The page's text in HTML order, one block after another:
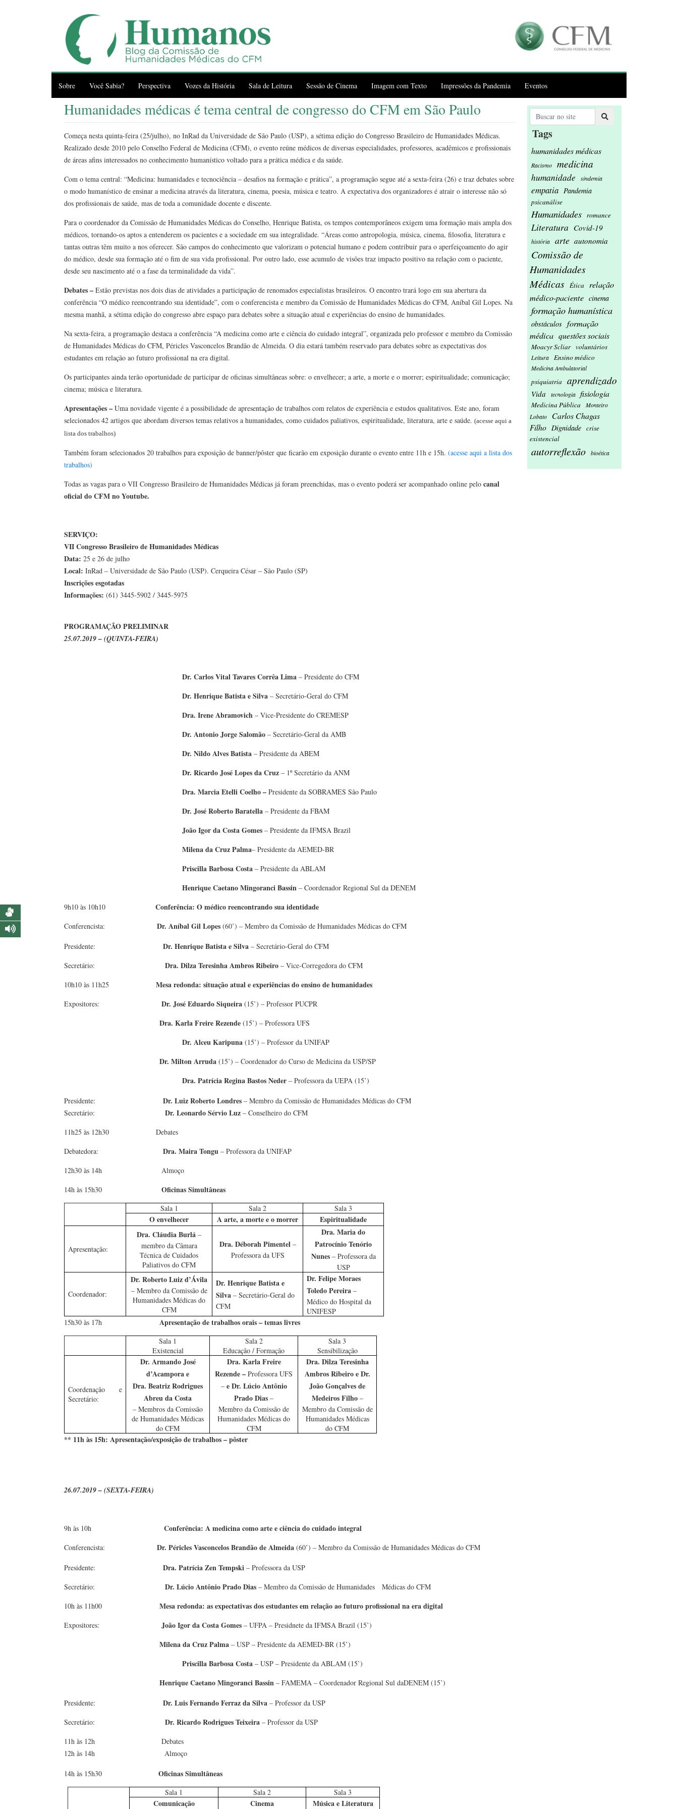
Sobre Você Sabia? Perspectiva Vozes da História Sala de Leitura Sessão de Cinema Imagem com Texto Impressões da Pandemia Eventos
Humanidades médicas é tema central de congresso do CFM em São Paulo
Começa nesta quinta-feira (25/julho), no InRad da Universidade de São Paulo (USP), a sétima edição do Congresso Brasileiro de Humanidades Médicas.
Realizado desde 2010 pelo Conselho Federal de Medicina (CFM), o evento reúne médicos de diversas especialidades, professores, acadêmicos e profissionais
de áreas afins interessados no conhecimento humanístico voltado para a prática médica e da saúde.
Com o tema central: “Medicina: humanidades e tecnociência – desafios na formação e prática”, a programação segue até a sexta-feira (26) e traz debates sobre
o modo humanístico de ensinar a medicina através da literatura, cinema, poesia, música e teatro. A expectativa dos organizadores é atrair o interesse não só
dos profissionais de saúde, mas de toda a comunidade docente e discente.
Para o coordenador da Comissão de Humanidades Médicas do Conselho, Henrique Batista, os tempos contemporâneos exigem uma formação mais ampla dos
médicos, tornando-os aptos a entenderem os pacientes e a sociedade em sua integralidade. “Áreas como antropologia, música, cinema, filosofia, literatura e
tantas outras têm muito a nos oferecer. São campos do conhecimento que valorizam o potencial humano e podem contribuir para o aperfeiçoamento do agir
do médico, desde sua formação até o fim de sua vida profissional. Por outro lado, esse acumulo de visões traz impacto positivo na relação com o paciente,
desde seu nascimento até o a fase da terminalidade da vida”.
Debates – Estão previstas nos dois dias de atividades a participação de renomados especialistas brasileiros. O encontro trará logo em sua abertura da
conferência “O médico reencontrando sua identidade”, com o conferencista e membro da Comissão de Humanidades Médicas do CFM, Aníbal Gil Lopes. Na
mesma manhã, a sétima edição do congresso abre espaço para debates sobre a situação atual e experiências do ensino de humanidades.
Na sexta-feira, a programação destaca a conferência “A medicina como arte e ciência do cuidado integral”, organizada pelo professor e membro da Comissão
de Humanidades Médicas do CFM, Péricles Vasconcelos Brandão de Almeida. O dia estará também reservado para debates sobre as expectativas dos
estudantes em relação ao futuro profissional na era digital.
Os participantes ainda terão oportunidade de participar de oficinas simultâneas sobre: o envelhecer; a arte, a morte e o morrer; espiritualidade; comunicação;
cinema; música e literatura.
Apresentações – Uma novidade vigente é a possibilidade de apresentação de trabalhos com relatos de experiência e estudos qualitativos. Este ano, foram
selecionados 42 artigos que abordam diversos temas relativos a humanidades, como cuidados paliativos, espiritualidade, literatura, arte e saúde. (acesse aqui a
lista dos trabalhos)
Também foram selecionados 20 trabalhos para exposição de banner/pôster que ficarão em exposição durante o evento entre 11h e 15h. (acesse aqui a lista dos
trabalhos)
Todas as vagas para o VII Congresso Brasileiro de Humanidades Médicas já foram preenchidas, mas o evento poderá ser acompanhado online pelo canal
oficial do CFM no Youtube.
SERVIÇO:
VII Congresso Brasileiro de Humanidades Médicas
Data: 25 e 26 de julho
Local: InRad – Universidade de São Paulo (USP). Cerqueira César – São Paulo (SP)
Inscrições esgotadas
Informações: (61) 3445-5902 / 3445-5975
PROGRAMAÇÃO PRELIMINAR
25.07.2019 – (QUINTA-FEIRA)
Dr. Carlos Vital Tavares Corrêa Lima – Presidente do CFM
Dr. Henrique Batista e Silva – Secretário-Geral do CFM
Dra. Irene Abramovich – Vice-Presidente do CREMESP
Dr. Antonio Jorge Salomão – Secretário-Geral da AMB
Dr. Nildo Alves Batista – Presidente da ABEM
Dr. Ricardo José Lopes da Cruz – 1º Secretário da ANM
Dra. Marcia Etelli Coelho – Presidente da SOBRAMES São Paulo
Dr. José Roberto Baratella – Presidente da FBAM
João Igor da Costa Gomes – Presidente da IFMSA Brazil
Milena da Cruz Palma– Presidente da AEMED-BR
Priscilla Barbosa Costa – Presidente da ABLAM
Henrique Caetano Mingoranci Bassin – Coordenador Regional Sul da DENEM
9h10 às 10h10 Conferência: O médico reencontrando sua identidade
Conferencista: Dr. Aníbal Gil Lopes (60’) – Membro da Comissão de Humanidades Médicas do CFM
Presidente: Dr. Henrique Batista e Silva – Secretário-Geral do CFM
Secretário: Dra. Dilza Teresinha Ambros Ribeiro – Vice-Corregedora do CFM
10h10 às 11h25 Mesa redonda: situação atual e experiências do ensino de humanidades
Expositores: Dr. José Eduardo Siqueira (15’) – Professor PUCPR
Dra. Karla Freire Rezende(15’) – Professora UFS
Dr. Alceu Karipuna (15’) – Professor da UNIFAP
Dr. Milton Arruda(15’) – Coordenador do Curso de Medicina da USP/SP
Dra. Patrícia Regina Bastos Neder – Professora da UEPA (15’)
Presidente: Dr. Luiz Roberto Londres – Membro da Comissão de Humanidades Médicas do CFM
Secretário: Dr. Leonardo Sérvio Luz – Conselheiro do CFM
11h25 às 12h30 Debates
Debatedora: Dra. Maira Tongu – Professora da UNIFAP
12h30 às 14h Almoço
14h às 15h30 Oficinas Simultâneas
Sala 1 Sala 2 Sala 3
O envelhecer A arte, a morte e o morrer Espiritualidade
Apresentação:
Dra. Cláudia Burlá –
membro da Câmara
Técnica de Cuidados
Paliativos do CFM
Dra. Déborah Pimentel ­ –
Professora da UFS
Dra. Maria do
Patrocínio Tenório
Nunes– Professora da
USP
Coordenador:
Dr. Roberto Luiz d’Ávila
– Membro da Comissão de
Humanidades Médicas do
CFM
Dr. Henrique Batista e
Silva– Secretário-Geral do
CFM
Dr. Felipe Moraes
Toledo Pereira–
Médico do Hospital da
UNIFESP
15h30 às 17h Apresentação de trabalhos orais – temas livres
Sala 1
Existencial
Sala 2
Educação / Formação
Sala 3
Sensibilização
Coordenação e
Secretário:
Dr. Armando José
d’Acampora e
Dra. Beatriz Rodrigues
Abreu da Costa
– Membros da Comissão
de Humanidades Médicas
do CFM
Dra. Karla Freire
Rezende – Professora UFS
– e Dr. Lúcio Antônio
Prado Dias –
Membro da Comissão de
Humanidades Médicas do
CFM
Dra. Dilza Teresinha
Ambros Ribeiro e Dr.
João Gonçalves de
Medeiros Filho –
Membro da Comissão de
Humanidades Médicas
do CFM
** 11h às 15h: Apresentação/exposição de trabalhos – pôster
26.07.2019 – (SEXTA-FEIRA)
9h às 10h Conferência: A medicina como arte e ciência do cuidado integral
Conferencista: Dr. Péricles Vasconcelos Brandão de Almeida (60’) – Membro da Comissão de Humanidades Médicas do CFM
Presidente: Dra. Patrícia Zen Tempski – Professora da USP
Secretário: Dr. Lúcio Antônio Prado Dias – Membro da Comissão de Humanidades Médicas do CFM
10h às 11h00 Mesa redonda: as expectativas dos estudantes em relação ao futuro profissional na era digital
Expositores: João Igor da Costa Gomes – UFPA – Presidnete da IFMSA Brazil (15’)
Milena da Cruz Palma – USP – Presidente da AEMED-BR (15’)
Priscilla Barbosa Costa – USP – Presidente da ABLAM (15’)
Henrique Caetano Mingoranci Bassin – FAMEMA – Coordenador Regional Sul daDENEM (15’)
Presidente: Dr. Luis Fernando Ferraz da Silva – Professor da USP
Secretário: Dr. Ricardo Rodrigues Teixeira – Professor da USP
11h às 12h Debates
12h às 14h Almoço
14h às 15h30 Oficinas Simultâneas
Sala 1 Sala 2 Sala 3
Comunicação Cinema Música e Literatura
Tags
humanidades médicas
Racismo medicina
humanidade sindemia
empatia Pandemia
psicanálise
Humanidades romance
Literatura Covid-19
história arte autonomia
Comissão de
Humanidades
Médicas
Ética
relação
médico-paciente cinema
formação humanística
obstáculos formação
médica questões sociais
Moacyr Scliar voluntários
Leitura Ensino médico
Medicina Ambulatorial
psiquiatria aprendizado
Vida tecnologia fisiologia
Medicina Pública
Monteiro
Lobato
Carlos Chagas
Filho Dignidade crise
existencial
autorreflexão bioética